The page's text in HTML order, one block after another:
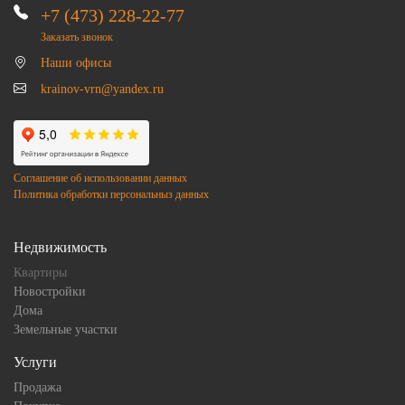
+7 (473) 228-22-77
Заказать звонок
Наши офисы
krainov-vrn@yandex.ru
Соглашение об использовании данных
Политика обработки персональныз данных
Недвижимость
Квартиры
Новостройки
Дома
Земельные участки
Услуги
Продажа